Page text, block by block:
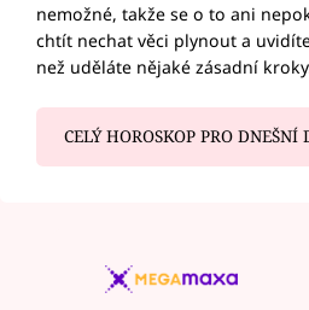
nemožné, takže se o to ani
chtít nechat věci plynout a
než uděláte nějaké zásadní
CELÝ HOROSKOP PRO DNEŠNÍ